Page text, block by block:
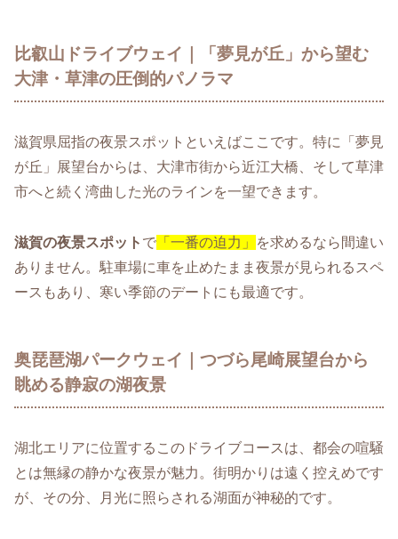
比叡山ドライブウェイ｜「夢見が丘」から望む
大津・草津の圧倒的パノラマ
滋賀県屈指の夜景スポットといえばここです。特に「夢見
が丘」展望台からは、大津市街から近江大橋、そして草津
市へと続く湾曲した光のラインを一望できます。
滋賀の夜景スポット で 「一番の迫力」
を求めるなら間違い
ありません。駐車場に車を止めたまま夜景が見られるスペ
ースもあり、寒い季節のデートにも最適です。
奥琵琶湖パークウェイ｜つづら尾崎展望台から
眺める静寂の湖夜景
湖北エリアに位置するこのドライブコースは、都会の喧騒
とは無縁の静かな夜景が魅力。街明かりは遠く控えめです
が、その分、月光に照らされる湖面が神秘的です。